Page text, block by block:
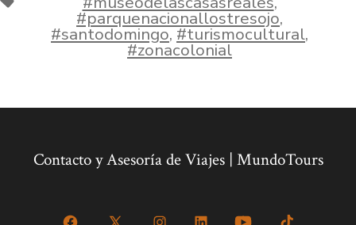
#parquenacionallostresojo,
#santodomingo,#turismocultural,
#zonacolonial
Contacto y Asesoría de Viajes | MundoTours